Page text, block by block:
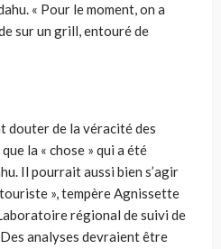
« Pour le moment, on a
sur un grill, entouré de
douter de la véracité des
la « chose » qui a été
Il pourrait aussi bien s’agir
touriste », tempère Agnissette
régional de suivi de
analyses devraient être